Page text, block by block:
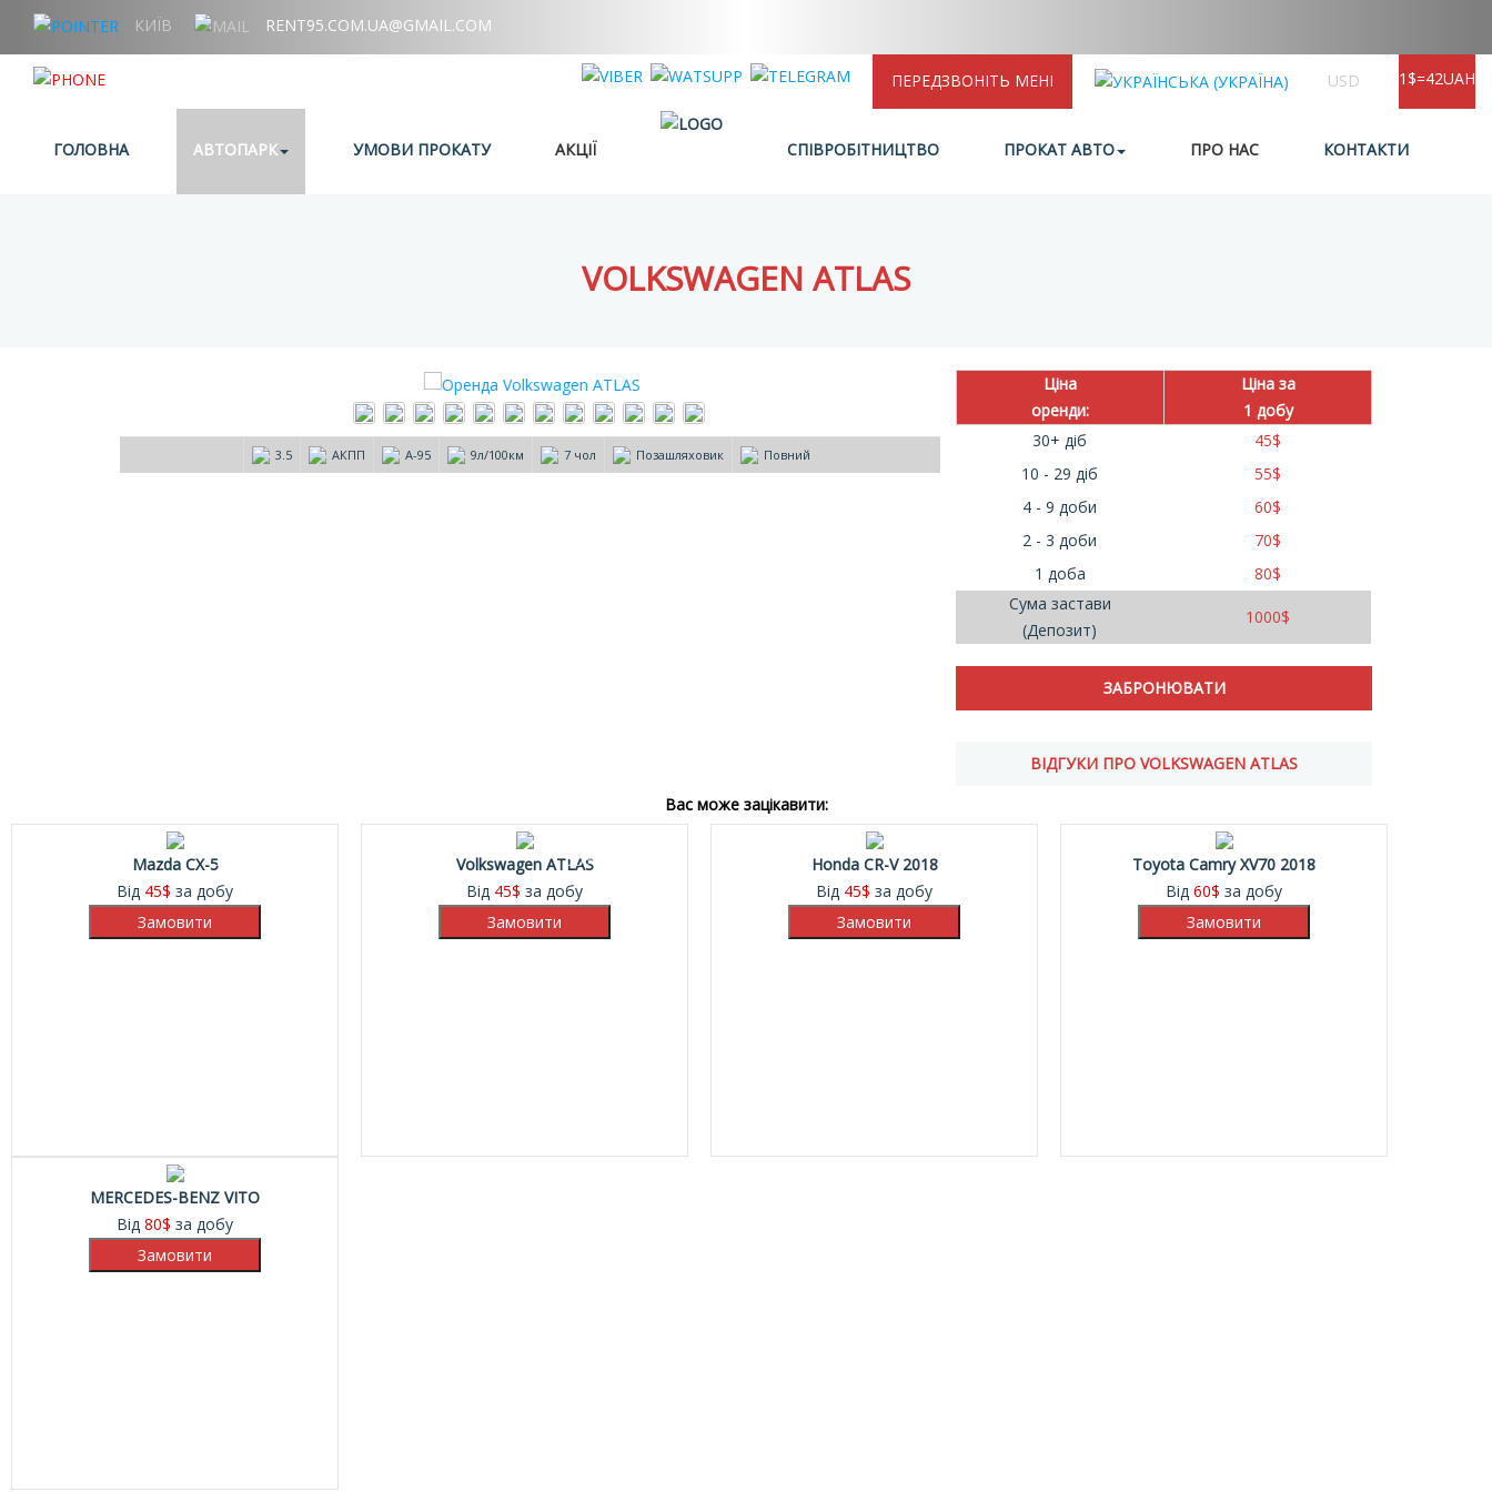
КИЇВ RENT95.COM.UA@GMAIL.COM
ПЕРЕДЗВОНІТЬ МЕНІ USD 1$=42UAH
ГОЛОВНА АВТОПАРК УМОВИ ПРОКАТУ АКЦІЇ СПІВРОБІТНИЦТВО ПРОКАТ АВТО ПРО НАС КОНТАКТИ
VOLKSWAGEN ATLAS
3.5 АКПП А-95 9л/100км 7 чол Позашляховик Повний
Ціна
оренди:
Ціна за
1 добу
30+ діб
45$
10 - 29 діб
55$
4 - 9 доби
60$
2 - 3 доби
70$
1 доба
80$
Сума застави
(Депозит)
1000$
ВІДГУКИ ПРО VOLKSWAGEN ATLAS
Вас може зацікавити:
10%
Mazda CX-5
Від 45$ за добу
30%
Volkswagen ATLAS
Від 45$ за добу
Honda CR-V 2018
Від 45$ за добу
Toyota Camry XV70 2018
Від 60$ за добу
MERCEDES-BENZ VITO
Від 80$ за добу